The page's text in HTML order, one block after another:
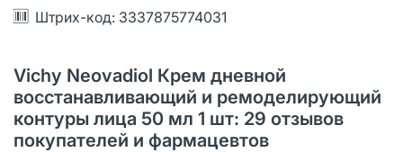
Штрих-код: 3337875774031
Vichy Neovadiol Крем дневной
восстанавливающий и ремоделирующий
контуры лица 50 мл 1 шт: 29 отзывов
покупателей и фармацевтов